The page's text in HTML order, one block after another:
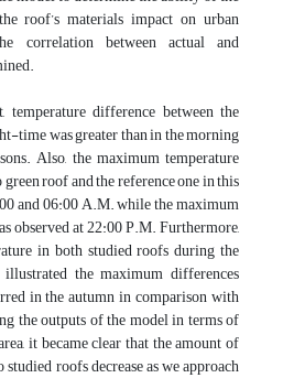
roof’s materials impact on urban
correlation between actual and
temperature difference between the
time was greater than in the morning
Also, the maximum temperature
roof and the reference one in this
and 06:00 A.M. while the maximum
observed at 22:00 P.M. Furthermore,
in both studied roofs during the
the maximum differences
in the autumn in comparison with
the outputs of the model in terms of
it became clear that the amount of
roofs decrease as we approach